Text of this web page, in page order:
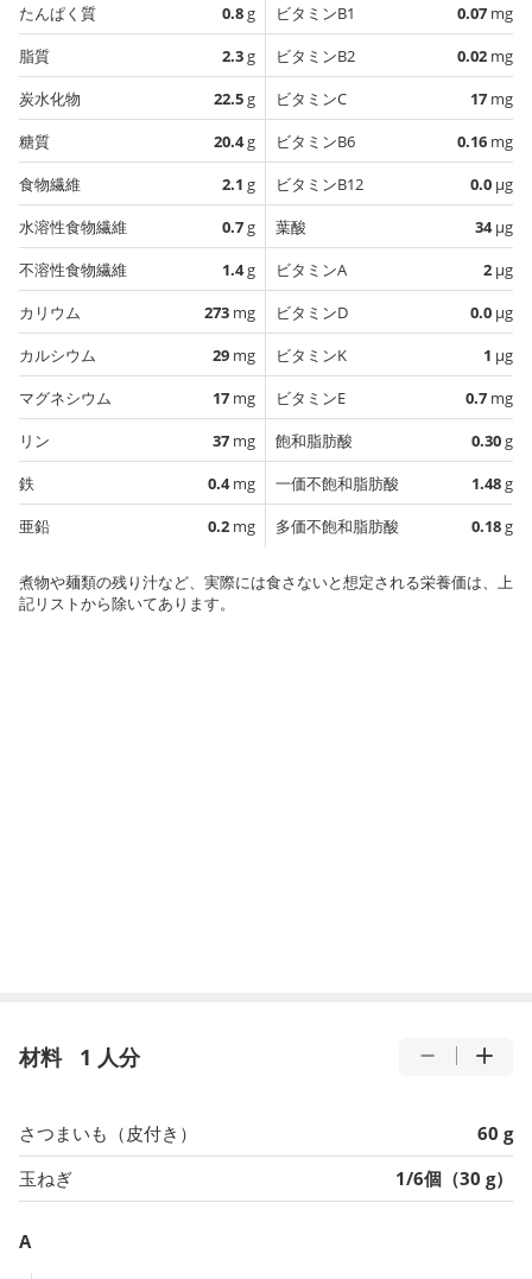
たんぱく質
0.8g
脂質
2.3g
炭水化物
22.5g
糖質
20.4g
食物繊維
2.1 g
水溶性食物繊維
0.7g
不溶性食物繊維
1.4g
カリウム
273 mg
カルシウム
29 mg
マグネシウム
17 mg
リン
37 mg
鉄
0.4mg
亜鉛
0.2 mg
ビタミンB1
0.07 mg
ビタミンB2
0.02 mg
ビタミンC
17 mg
ビタミンB6
0.16 mg
ビタミンB12
0.0 µg
葉酸
34µg
ビタミンA
2 µg
ビタミンD
0.0 µg
ビタミンK
1 µg
ビタミンE
0.7 mg
飽和脂肪酸
0.30g
一価不飽和脂肪酸
1.48g
多価不飽和脂肪酸
0.18g
煮物や麺類の残り汁など、実際には食さないと想定される栄養価は、上
記リストから除いてあります。
材料 1 人分
さつまいも（皮付き）
60 g
玉ねぎ
1/6個（30 g）
A